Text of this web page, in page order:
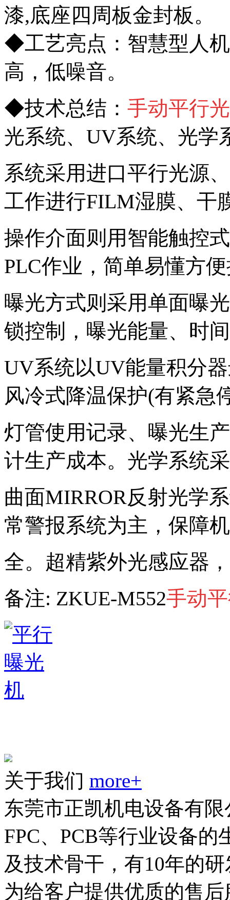
漆,底座四周板金封板。
◆工艺亮点：智慧型人
高，低噪音。
◆技术总结： 手动平行
光系统、UV系统、光学
系统采用进口平行光源
工作进行FILM湿膜、 干
操作介面则用智能触控
PLC作业，简单易懂方便
曝光方式则采用单面曝
锁控制，曝光能量、时
UV系统以UV能量积分
风冷式降温保护(有紧急
灯管使用记录、曝光生
计生产成本。 光学系统
曲面MIRROR反射光学
常警报系统为主，保障
全。超精紫外光感应器
备注: ZKUE-M552手动
关于我们 more+
东莞市正凯机电设备有
FPC、PCB等行业设备
及技术骨干，有10年的
为给客户提供优质的售